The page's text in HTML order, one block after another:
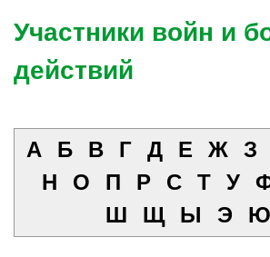
Участники войн и
действий
А Б В Г Д Е Ж З
Н
О П Р С Т У
Ш
Щ Ы Э Ю